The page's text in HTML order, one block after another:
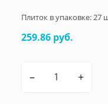
Плиток в упаковке:27
259.86 руб.
– +